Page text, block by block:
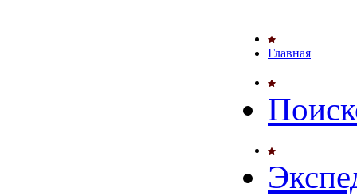
Главная